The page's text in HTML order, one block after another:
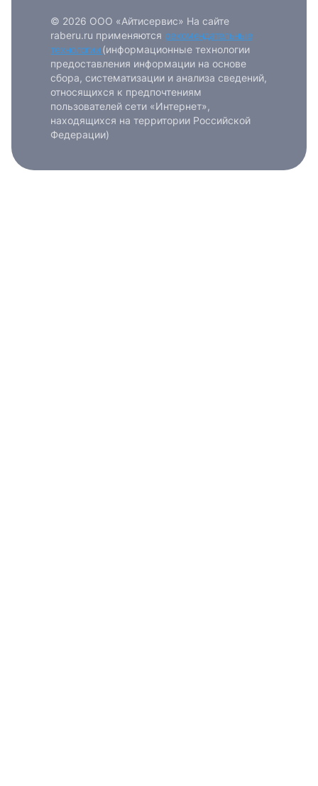
© 2026 ООО «Айтисервис» На сайте
raberu.ru применяются рекомендательные
технологии (информационные технологии
предоставления информации на основе
сбора, систематизации и анализа сведений,
относящихся к предпочтениям
пользователей сети «Интернет»,
находящихся на территории Российской
Федерации)